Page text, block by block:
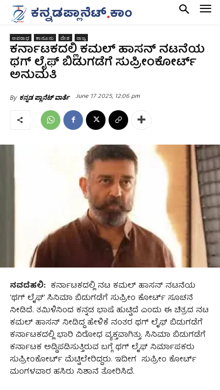
ಅಪರಾಧ ಕಾನೂನು ದೇಶ ರಾಜ್ಯ
ಕರ್ನಾಟಕದಲ್ಲಿ ಕಮಲ್‌ ಹಾಸನ್‌ ನಟನೆಯ
ಥಗ್‌ ಲೈಫ್‌ ಬಿಡುಗಡೆಗೆ ಸುಪ್ರೀಂಕೋರ್ಟ್‌
ಅನುಮತಿ
By ಕನ್ನಡ ಪ್ಲಾನೆಟ್ ವಾರ್ತೆ June 17 2025, 12:06 pm
ನವದೆಹಲಿ: ಕರ್ನಾಟಕದಲ್ಲಿ ನಟ ಕಮಲ್‌ ಹಾಸನ್‌ ನಟನೆಯ
‘ಥಗ್‌ ಲೈಫ್‌’ ಸಿನಿಮಾ ಬಿಡುಗಡೆಗೆ ಸುಪ್ರೀಂ ಕೋರ್ಟ್‌ ಸೂಚನೆ
ನೀಡಿದೆ. ತಮಿಳಿನಿಂದ ಕನ್ನಡ ಭಾಷೆ ಹುಟ್ಟಿದೆ ಎಂದು ಈ ಚಿತ್ರದ ನಟ
ಕಮಲ್‌ ಹಾಸನ್‌ ನೀಡಿದ್ದ ಹೇಳಿಕೆ ನಂತರ ಥಗ್‌ ಲೈಫ್‌ ಬಿಡುಗಡೆಗೆ
ಕರ್ನಾಟಕದಲ್ಲಿ ಭಾರಿ ವಿರೋಧ ವ್ಯಕ್ತವಾಗಿತ್ತು. ಸಿನಿಮಾ ಬಿಡುಗಡೆಗೆ
ಕರ್ನಾಟಕ ಅಡ್ಡಿಪಡಿಸುತ್ತಿರುವ ಬಗ್ಗೆ ಥಗ್‌ ಲೈಫ್‌ ನಿರ್ಮಾಪಕರು
ಸುಪ್ರೀಂಕೋರ್ಟ್‌ ಮೆಟ್ಟಿಲೇರಿದ್ದರು. ಇದೀಗ ಸುಪ್ರೀಂ ಕೋರ್ಟ್
ಮಂಗಳವಾರ ಹಸಿರು ನಿಶಾನೆ ತೋರಿಸಿದೆ.